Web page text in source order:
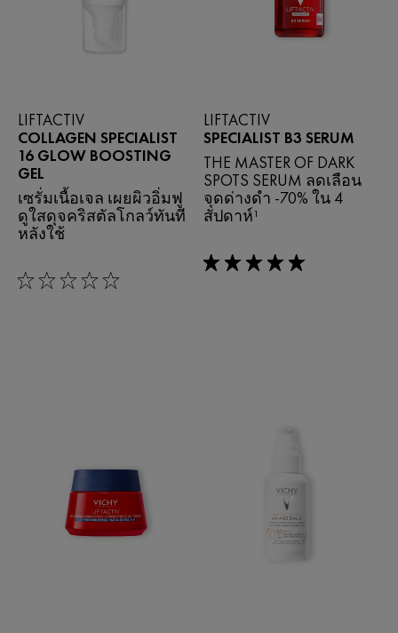
LIFTACTIV
COLLAGEN SPECIALIST
16 GLOW BOOSTING
GEL
เซรั่มเนื้อเจล เผยผิวอิ่มฟู
ดูใสดุจคริสตัลโกลว์ทันที
หลังใช้
0/5
LIFTACTIV
SPECIALIST B3 SERUM
THE MASTER OF DARK
SPOTS SERUM ลดเลือน
จุดด่างดำ -70% ใน 4
สัปดาห์¹
5/5